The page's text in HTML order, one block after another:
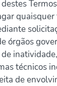
quaisquer
órgãos
técnicos
de